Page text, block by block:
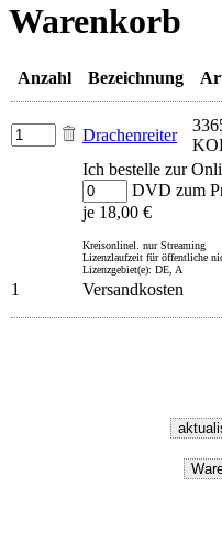
Warenkorb
Anzahl Bezeichnung
Drachenreiter
Ich bestelle zur
DVD zum
je 18,00 €
Kreisonlinel. nur Streaming
Lizenzlaufzeit für öffentliche
Lizenzgebiet(e): DE, A
1 Versandkosten